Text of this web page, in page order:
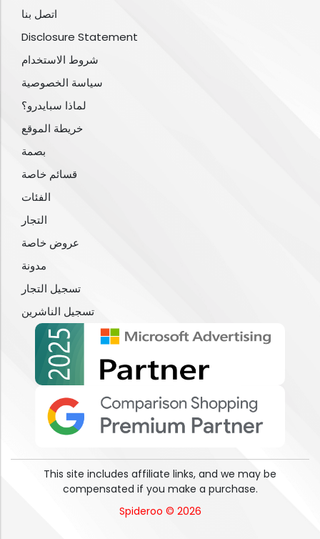
اتصل بنا
Disclosure Statement
شروط الاستخدام
سياسة الخصوصية
لماذا سبايدرو؟
خريطة الموقع
بصمة
قسائم خاصة
الفئات
التجار
عروض خاصة
مدونة
تسجيل التجار
تسجيل الناشرين
This site includes affiliate links, and we may be
compensated if you make a purchase.
Spideroo © 2026